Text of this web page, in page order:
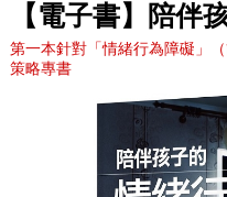
【電子書】陪伴
第一本針對「情緒行為障礙」
策略專書